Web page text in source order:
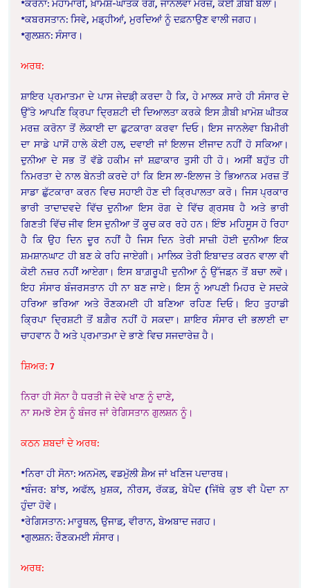
*ਕਰੋਨਾ: ਮਹਾਮਾਰੀ, ਖ਼ਾਮੋਸ਼-ਘਾਤਕ ਰੋਗ, ਜਾਨਲੇਵਾ ਮਰਜ਼, ਕੋਈ ਗ਼ੈਬੀ ਬਲਾ।
*ਕਬਰਸਤਾਨ: ਸਿਵੇ, ਮਡ਼੍ਹੀਆਂ, ਮੁਰਦਿਆਂ ਨੂੰ ਦਫ਼ਨਾਉਣ ਵਾਲੀ ਜਗਹ।
*ਗੁਲਸ਼ਨ: ਸੰਸਾਰ।
ਅਰਥ:
ਸ਼ਾਇਰ ਪ੍ਰਮਾਤਮਾ ਦੇ ਪਾਸ ਜੇਦਡ਼ੀ ਕਰਦਾ ਹੈ ਕਿ, ਹੇ ਮਾਲਕ ਸਾਰੇ ਹੀ ਸੰਸਾਰ ਦੇ
ਉੱਤੇ ਆਪਣਿ ਕ੍ਰਿਪਾ ਦ੍ਰਿਸ਼ਟੀ ਦੀ ਦਿਆਲਤਾ ਕਰਕੇ ਇਸ ਗ਼ੈਬੀ ਖ਼ਾਮੋਸ਼ ਘੀਤਕ
ਮਰਜ਼ ਕਰੋਨਾ ਤੋਂ ਲੋਕਾਈ ਦਾ ਛੁਟਕਾਰਾ ਕਰਵਾ ਦਿਓ। ਇਸ ਜਾਨਲੇਵਾ ਬਿਮੀਰੀ
ਦਾ ਸਾਡੇ ਪਾਸੋਂ ਹਾਲੇ ਕੋਈ ਹਲ, ਦਵਾਈ ਜਾਂ ਇਲਾਜ ਈਜਾਦ ਨਹੀਂ ਹੋ ਸਕਿਆ।
ਦੁਨੀਆ ਦੇ ਸਭ ਤੋਂ ਵੱਡੇ ਹਕੀਮ ਜਾਂ ਸ਼ਫ਼ਾਕਾਰ ਤੁਸੀ ਹੀ ਹੋ। ਅਸੀਂ ਬਹੁੱਤ ਹੀ
ਨਿਮਰਤਾ ਦੇ ਨਾਲ ਬੇਨਤੀ ਕਰਦੇ ਹਾਂ ਕਿ ਇਸ ਲਾ-ਇਲਾਜ ਤੇ ਭਿਆਨਕ ਮਰਜ਼ ਤੋਂ
ਸਾਡਾ ਛੁੱਟਕਾਰਾ ਕਰਨ ਵਿਚ ਸਹਾਈ ਹੋਣ ਦੀ ਕ੍ਰਿਪਾਲਤਾ ਕਰੋ। ਜਿਸ ਪ੍ਰਕਾਰ
ਭਾਰੀ ਤਾਦਾਦਵਦੇ ਵਿੱਚ ਦੁਨੀਆ ਇਸ ਰੋਗ ਦੇ ਵਿੱਚ ਗ੍ਰਸਥ ਹੈ ਅਤੇ ਭਾਰੀ
ਗਿਣਤੀ ਵਿੱਚ ਜੀਵ ਇਸ ਦੁਨੀਆ ਤੋਂ ਕੂਚ ਕਰ ਰਹੇ ਹਨ। ਇੰਝ ਮਹਿਸੂਸ ਹੋ ਰਿਹਾ
ਹੈ ਕਿ ਉਹ ਦਿਨ ਦੂਰ ਨਹੀਂ ਹੈ ਜਿਸ ਦਿਨ ਤੇਰੀ ਸਾਜ਼ੀ ਹੋਈ ਦੁਨੀਆ ਇਕ
ਸ਼ਮਸ਼ਾਨਘਾਟ ਹੀ ਬਣ ਕੇ ਰਹਿ ਜਾਏਗੀ। ਮਾਲਿਕ ਤੇਰੀ ਇਬਾਦਤ ਕਰਨ ਵਾਲਾ ਵੀ
ਕੋਈ ਨਜ਼ਰ ਨਹੀਂ ਆਏਗਾ। ਇਸ ਬਾਗ਼ਰੂਪੀ ਦੁਨੀਆ ਨੂੰ ਉੱਜਡ਼ਨ ਤੋਂ ਬਚਾ ਲਵੋ।
ਇਹ ਸੰਸਾਰ ਬੰਜਰਸਤਾਨ ਹੀ ਨਾ ਬਣ ਜਾਏ। ਇਸ ਨੂੰ ਆਪਣੀ ਮਿਹਰ ਦੇ ਸਦਕੇ
ਹਰਿਆ ਭਰਿਆ ਅਤੇ ਰੌਣਕਮਈ ਹੀ ਬਣਿਆ ਰਹਿਣ ਦਿਓ। ਇਹ ਤੁਹਾਡੀ
ਕ੍ਰਿਪਾ ਦ੍ਰਿਸ਼ਟੀ ਤੋਂ ਬਗ਼ੈਰ ਨਹੀਂ ਹੋ ਸਕਦਾ। ਸ਼ਾਇਰ ਸੰਸਾਰ ਦੀ ਭਲਾਈ ਦਾ
ਚਾਹਵਾਨ ਹੈ ਅਤੇ ਪ੍ਰਮਾਤਮਾ ਦੇ ਭਾਣੇ ਵਿਚ ਸਜਦਾਰੇਜ਼ ਹੈ।
ਸ਼ਿਅਰ: 7
ਨਿਰਾ ਹੀ ਸੋਨਾ ਹੈ ਧਰਤੀ ਜੋ ਦੇਵੇ ਖਾਣ ਨੂੰ ਦਾਣੇ,
ਨਾ ਸਮਝੋ ਏਸ ਨੂੰ ਬੰਜਰ ਜਾਂ ਰੇਗਿਸਤਾਨ ਗੁਲਸ਼ਨ ਨੂੰ।
ਕਠਨ ਸ਼ਬਦਾਂ ਦੇ ਅਰਥ:
*ਨਿਰਾ ਹੀ ਸੋਨਾ: ਅਨਮੋਲ, ਵਡਮੁੱਲੀ ਸ਼ੈਅ ਜਾਂ ਖਣਿਜ ਪਦਾਰਥ।
*ਬੰਜਰ: ਬਾਂਝ, ਅਫੱਲ, ਖ਼ੁਸ਼ਕ, ਨੀਰਸ, ਰੱਕਡ਼, ਬੇਪੈਦ (ਜਿੱਥੇ ਕੁਝ ਵੀ ਪੈਦਾ ਨਾ
ਹੁੰਦਾ ਹੋਵੇ।
*ਰੇਗਿਸਤਾਨ: ਮਾਰੂਥਲ, ਉਜਾਡ਼, ਵੀਰਾਨ, ਬੇਅਬਾਦ ਜਗਹ।
*ਗੁਲਸ਼ਨ: ਰੌਣਕਮਈ ਸੰਸਾਰ।
ਅਰਥ: